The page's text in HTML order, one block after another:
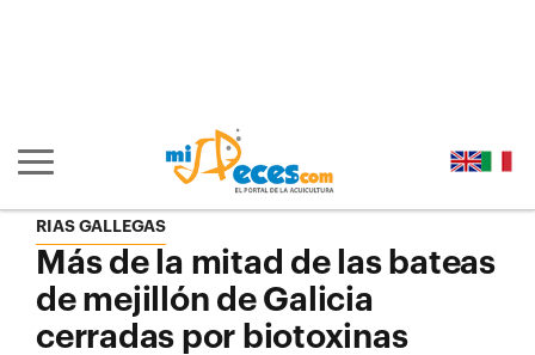
Mostrar/ocultar navegación principal
RIAS GALLEGAS
Más de la mitad de las bateas
de mejillón de Galicia
cerradas por biotoxinas